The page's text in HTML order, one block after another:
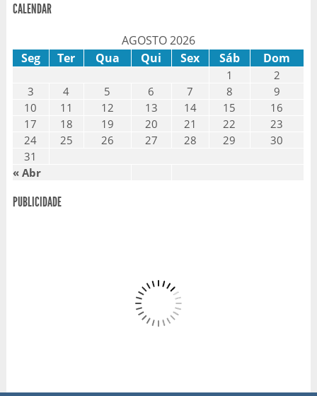
CALENDAR
AGOSTO 2026
Seg
Ter Qua Qui Sex Sáb Dom
« Abr
1
2
3
4 5 6 7 8
9
10
11 12 13 14 15
16
17
18 19 20 21 22
23
24
25 26 27 28 29
30
31
PUBLICIDADE